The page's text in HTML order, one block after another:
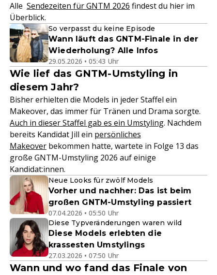
Alle Sendezeiten für GNTM 2026 findest du hier im
Überblick.
So verpasst du keine Episode
Wann läuft das GNTM-Finale in der
Wiederholung? Alle Infos
29.05.2026 • 05:43 Uhr
Wie lief das GNTM-Umstyling in
diesem Jahr?
Bisher erhielten die Models in jeder Staffel ein
Makeover, das immer für Tränen und Drama sorgte.
Auch in dieser Staffel gab es ein Umstyling. Nachdem
bereits Kandidat Jill ein persönliches
Makeover bekommen hatte, wartete in Folge 13 das
große GNTM-Umstyling 2026 auf einige
Kandidat:innen.
Neue Looks für zwölf Models
Vorher und nachher: Das ist beim
großen GNTM-Umstyling passiert
07.04.2026 • 05:50 Uhr
Diese Typveränderungen waren wild
Diese Models erlebten die
krassesten Umstylings
27.03.2026 • 07:50 Uhr
Wann und wo fand das Finale von